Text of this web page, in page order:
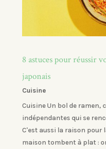
8 astuces pour réussir
japonais
Cuisine
Cuisine Un bol de
indépendantes qui se
C'est aussi la raison pour
maison tombent à plat :